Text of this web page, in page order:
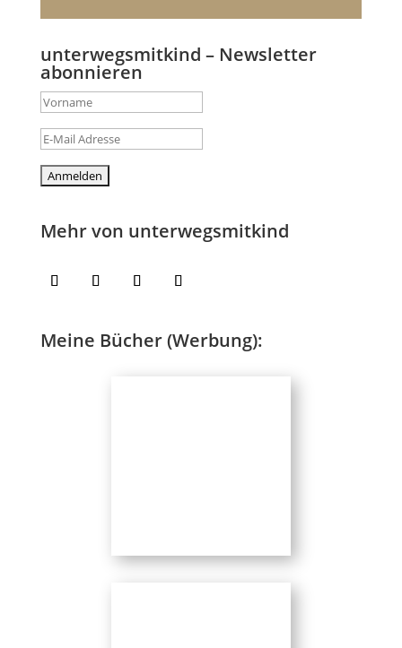
unterwegsmitkind – Newsletter
abonnieren
Mehr von unterwegsmitkind
Meine Bücher (Werbung):